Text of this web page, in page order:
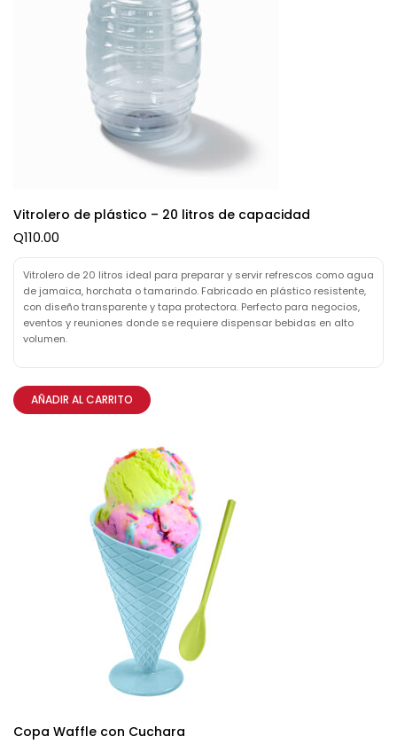
Vitrolero de plástico – 20 litros de capacidad
Q110.00
Vitrolero de 20 litros ideal para preparar y servir refrescos como agua
de jamaica, horchata o tamarindo. Fabricado en plástico resistente,
con diseño transparente y tapa protectora. Perfecto para negocios,
eventos y reuniones donde se requiere dispensar bebidas en alto
volumen.
AÑADIR AL CARRITO
Copa Waffle con Cuchara